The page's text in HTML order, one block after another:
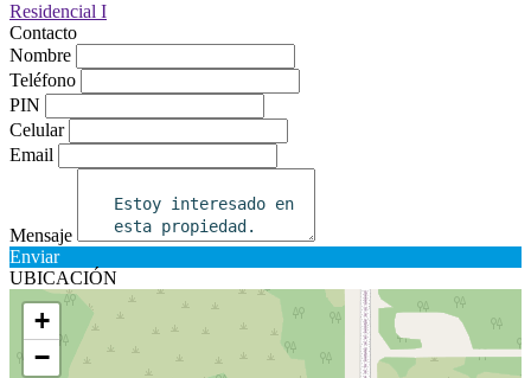
Contacto
Nombre
Teléfono
PIN
Celular
Email
Mensaje
Enviar
UBICACIÓN
+
−